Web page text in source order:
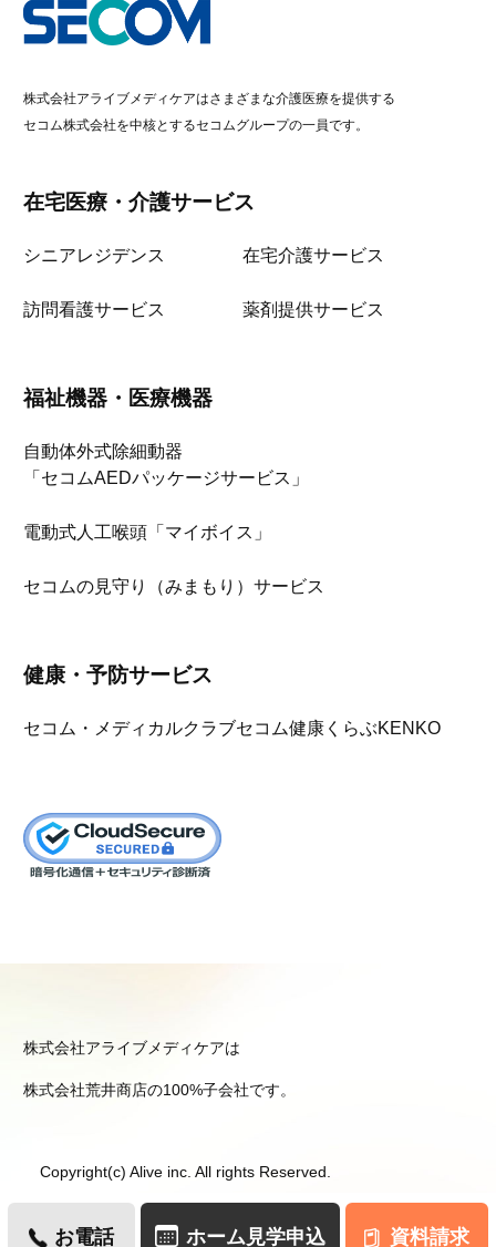
株式会社アライブメディケアはさまざまな介護医療を提供する
セコム株式会社を中核とするセコムグループの一員です。
在宅医療・介護サービス
シニアレジデンス 在宅介護サービス
訪問看護サービス 薬剤提供サービス
福祉機器・医療機器
自動体外式除細動器
「セコムAEDパッケージサービス」
電動式人工喉頭「マイボイス」
セコムの見守り（みまもり）サービス
健康・予防サービス
セコム・メディカルクラブセコム健康くらぶKENKO
株式会社アライブメディケアは
株式会社荒井商店の100%子会社です。
Copyright(c) Alive inc. All rights Reserved.
お電話 ホーム見学申込 資料請求